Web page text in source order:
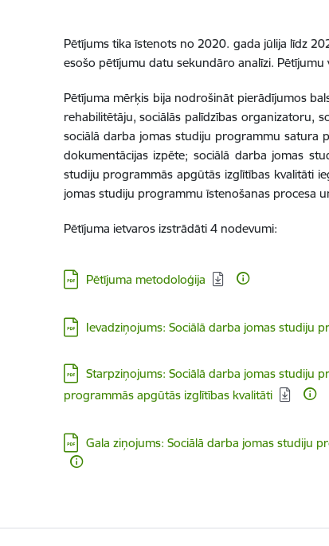
Pētījums tika īstenots no 2020. gada jūlija līdz
esošo pētījumu datu sekundāro analīzi. Pētījumu
Pētījuma mērķis bija nodrošināt pierādījumos
rehabilitētāju, sociālās palīdzības organizatoru,
sociālā darba jomas studiju programmu satura
dokumentācijas izpēte; sociālā darba jomas
studiju programmās apgūtās izglītības kvalitāti
jomas studiju programmu īstenošanas procesa
Pētījuma ietvaros izstrādāti 4 nodevumi:
Lejupielādēt:
Pētījuma metodoloģija
Lejupielādēt:
Ievadziņojums: Sociālā darba jomas studiju
Lejupielādēt:
Starpziņojums: Sociālā darba jomas studiju
programmās apgūtās izglītības kvalitāti
Lejupielādēt:
Gala ziņojums: Sociālā darba jomas studiju